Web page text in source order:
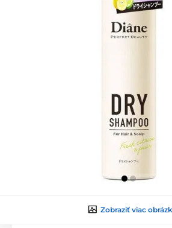
Zobraziť viac